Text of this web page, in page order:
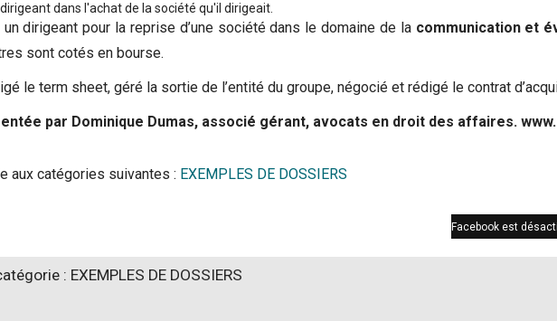
dans l'achat de la société qu'il dirigeait.
dirigeant pour la reprise d’une société dans le domaine de la communication et
sont cotés en bourse.
le term sheet, géré la sortie de l’entité du groupe, négocié et rédigé le contrat
par Dominique Dumas, associé gérant, avocats en droit des affaires.
aux catégories suivantes : EXEMPLES DE DOSSIERS
Facebook est
: EXEMPLES DE DOSSIERS